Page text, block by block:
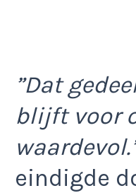
”Dat
blijft voor
eindigde